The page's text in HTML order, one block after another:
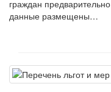
граждан
данные размещены…